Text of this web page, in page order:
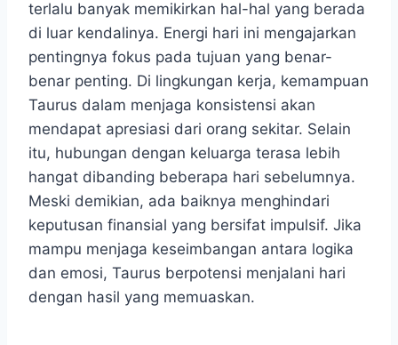
terlalu banyak memikirkan hal-hal yang berada
di luar kendalinya. Energi hari ini mengajarkan
pentingnya fokus pada tujuan yang benar-
benar penting. Di lingkungan kerja, kemampuan
Taurus dalam menjaga konsistensi akan
mendapat apresiasi dari orang sekitar. Selain
itu, hubungan dengan keluarga terasa lebih
hangat dibanding beberapa hari sebelumnya.
Meski demikian, ada baiknya menghindari
keputusan finansial yang bersifat impulsif. Jika
mampu menjaga keseimbangan antara logika
dan emosi, Taurus berpotensi menjalani hari
dengan hasil yang memuaskan.